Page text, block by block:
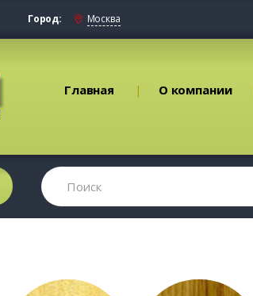
Город: Москва
Главная О компании